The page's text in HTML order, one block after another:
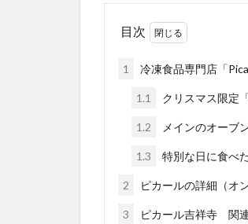
目次
1 冷凍食品専門店「
1.1 クリスマス限定
1.2 メインのオーブ
1.3 特別な日に食べ
2 ピカールの詳細（オ
3 ピカール吉祥寺 関